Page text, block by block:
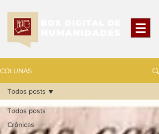
COLUNAS
Todos posts
Crônicas
Todos posts